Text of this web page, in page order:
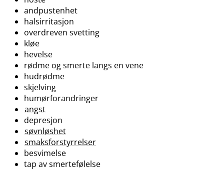
andpustenhet
halsirritasjon
overdreven svetting
kløe
hevelse
rødme og smerte langs en vene
hudrødme
skjelving
humørforandringer
angst
depresjon
søvnløshet
smaksforstyrrelser
besvimelse
tap av smertefølelse